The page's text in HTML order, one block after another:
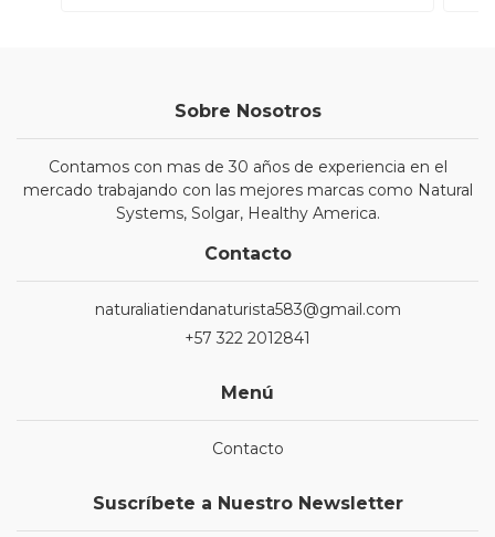
Sobre Nosotros
Contamos con mas de 30 años de experiencia en el
mercado trabajando con las mejores marcas como Natural
Systems, Solgar, Healthy America.
Contacto
naturaliatiendanaturista583@gmail.com
+57 322 2012841
Menú
Contacto
Suscríbete a Nuestro Newsletter